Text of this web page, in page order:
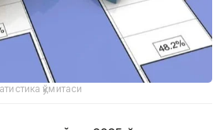
қўмитаси